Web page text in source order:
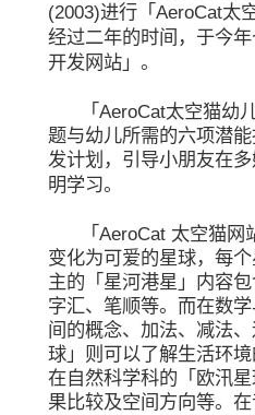
(2003)进行「 AeroCat太
经过二年的时间，于今
开发网站」。
「 AeroCat太空猫幼
题与幼儿所需的六项潜
发计划，引导小朋友在
明学习。
「 AeroCat 太空猫网
变化为可爱的星球，每
主的「星河港星」内容
字汇、笔顺等。而在数
间的概念、加法、减法
球」则可以了解生活环
在自然科学科的「欧汛
果比较及空间方向等。